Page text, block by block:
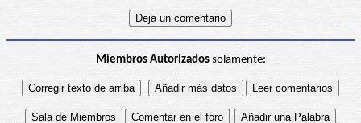
Miembros Autorizadossolamente: